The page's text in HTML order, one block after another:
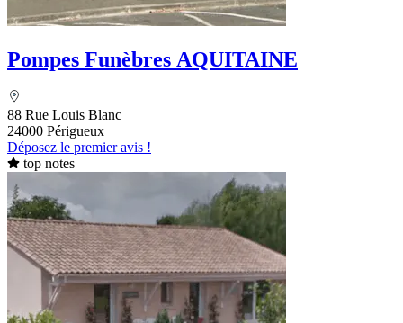
Pompes Funèbres AQUITAINE
88 Rue Louis Blanc
24000 Périgueux
Déposez le premier avis !
top notes